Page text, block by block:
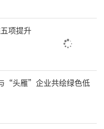
项提升
“头雁”企业共绘绿色低